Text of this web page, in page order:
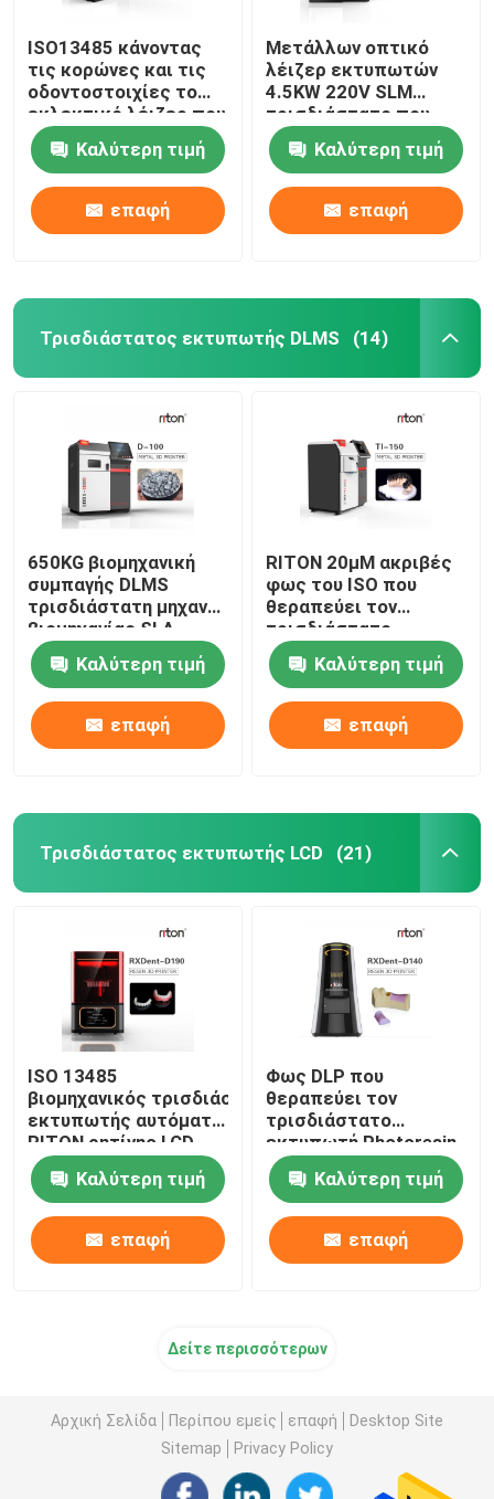
ISO13485 κάνοντας
τις κορώνες και τις
οδοντοστοιχίες το
εκλεκτικό λέιζερ που
λειώνει τον
τρισδιάστατο
εκτυπωτή Dual200
Καλύτερη τιμή
επαφή
Μετάλλων οπτικό
λέιζερ εκτυπωτών
4.5KW 220V SLM
τρισδιάστατο που
χαρακτηρίζει τη
μηχανήΚαλύτερη τιμή
επαφή
Τρισδιάστατος εκτυπωτής DLMS (14)
650KG βιομηχανική
συμπαγής DLMS
τρισδιάστατη μηχανή
βιομηχανίας SLA
εκτυπωτών οδοντική
Καλύτερη τιμή
επαφή
RITON 20μM ακριβές
φως του ISO που
θεραπεύει τον
τρισδιάστατο
εκτυπωτή ένα
εκτύπωση
οδοντοστοιχιών
στάσεων
Καλύτερη τιμή
επαφή
Τρισδιάστατος εκτυπωτής LCD (21)
ISO 13485
βιομηχανικός τρισδιάστατος
εκτυπωτής αυτόματο τεράστιο 220V
RITON ρητίνης LCD
Καλύτερη τιμή
επαφή
Φως DLP που
θεραπεύει τον
τρισδιάστατο
εκτυπωτή Photoresin
υψηλής ταχύτητας για
την πρότυπη
παραγωγή
Καλύτερη τιμή
επαφή
Δείτε περισσότερων
Αρχική Σελίδα Περίπου εμείς επαφή
Desktop Site
Sitemap
Privacy Policy